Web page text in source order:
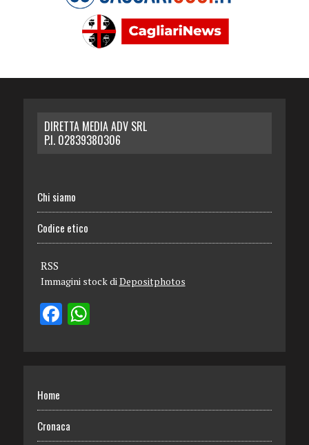
DIRETTA MEDIA ADV SRL
P.I. 02839380306
Chi siamo
Codice etico
RSS
Immagini stock di Depositphotos
Home
Cronaca